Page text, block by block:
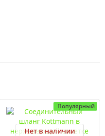
Популярный
Нет в наличии